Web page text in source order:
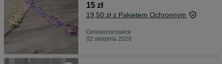
15 zł
19,50 zł z Pakietem Ochronnym
Gniewomirowice
02 sierpnia 2026